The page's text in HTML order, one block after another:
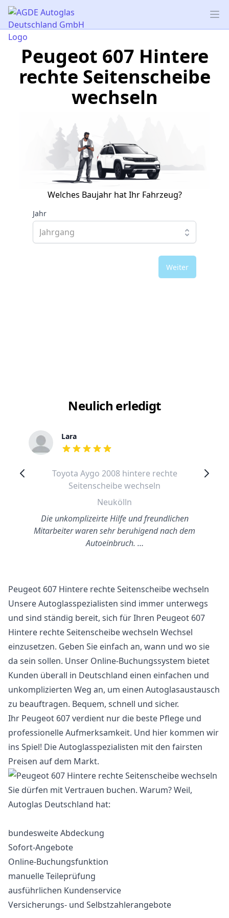
AGDE Autoglas Deutschland GmbH
Peugeot 607 Hintere
rechte Seitenscheibe
wechseln
Welches Baujahr hat Ihr Fahrzeug?
Jahr
Weiter
Neulich erledigt
Lara
out of 5 stars
Toyota Aygo 2008 hintere rechte
Seitenscheibe wechseln
Neukölln
Die unkomplizeirte Hilfe und freundlichen
Mitarbeiter waren sehr beruhigend nach dem
Autoeinbruch. …
Peugeot 607 Hintere rechte Seitenscheibe wechseln
Unsere Autoglasspezialisten sind immer unterwegs
und sind ständig bereit, sich für Ihren Peugeot 607
Hintere rechte Seitenscheibe wechseln Wechsel
einzusetzen. Geben Sie einfach an, wann und wo sie
da sein sollen. Unser Online-Buchungssystem bietet
Kunden überall in Deutschland einen einfachen und
unkomplizierten Weg an, um einen Autoglasaustausch
zu beauftragen. Bequem, schnell und sicher.
Ihr Peugeot 607 verdient nur die beste Pflege und
professionelle Aufmerksamkeit. Und hier kommen wir
ins Spiel! Die Autoglasspezialisten mit den fairsten
Preisen auf dem Markt.
Sie dürfen mit Vertrauen buchen. Warum? Weil,
Autoglas Deutschland hat:
bundesweite Abdeckung
Sofort-Angebote
Online-Buchungsfunktion
manuelle Teileprüfung
ausführlichen Kundenservice
Versicherungs- und Selbstzahlerangebote